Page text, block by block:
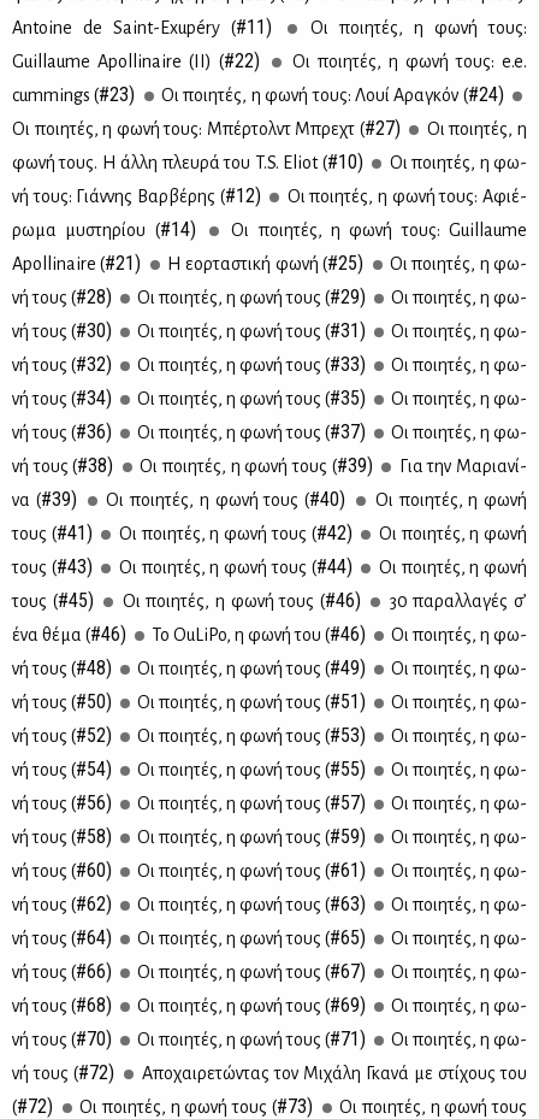
Antoine de Saint-Exupéry (#11)
Οι ποι­η­τές, η φω­νή τους:
Guillaume Apollinaire (II) (#22)
Οι ποι­η­τές, η φω­νή τους: e.e.
cummings (#23) Οι ποι­η­τές, η φω­νή τους: Λουί Αρα­γκόν (#24)
Οι ποι­η­τές, η φω­νή τους: Μπέρ­τολντ Μπρε­χτ (#27)
Οι ποι­η­τές, η
φω­νή τους. Η άλ­λη πλευ­ρά του T.S. Eliot (#10)
Οι ποι­η­τές, η φω­
νή τους: Γιάν­νης Βαρ­βέ­ρης (#12)
Οι ποι­η­τές, η φω­νή τους: Αφιέ­
ρω­μα μυ­στη­ρί­ου (#14)
Οι ποι­η­τές, η φω­νή τους: Guillaume
Apollinaire (#21) H εoρ­τα­στι­κή φω­νή (#25)
Οι ποι­η­τές, η φω­
νή τους (#28) Οι ποι­η­τές, η φω­νή τους (#29)
Οι ποι­η­τές, η φω­
νή τους (#30) Οι ποι­η­τές, η φω­νή τους (#31)
Οι ποι­η­τές, η φω­
νή τους (#32) Οι ποι­η­τές, η φω­νή τους (#33)
Οι ποι­η­τές, η φω­
νή τους (#34) Οι ποι­η­τές, η φω­νή τους (#35)
Οι ποι­η­τές, η φω­
νή τους (#36) Οι ποι­η­τές, η φω­νή τους (#37)
Oι ποι­η­τές, η φω­
νή τους (#38) Οι ποι­η­τές, η φω­νή τους (#39)
Για την Μα­ρια­νί­
να (#39) Οι ποι­η­τές, η φω­νή τους (#40)
Oι ποι­η­τές, η φω­νή
τους (#41) Οι ποι­η­τές, η φω­νή τους (#42)
Οι ποι­η­τές, η φω­νή
τους (#43) Oι ποι­η­τές, η φω­νή τους (#44)
Oι ποι­η­τές, η φω­νή
τους (#45) Oι ποι­η­τές, η φω­νή τους (#46)
30 πα­ραλ­λα­γές σ’
ένα θέ­μα (#46) To OuLiPo, η φω­νή του (#46)
Οι ποι­η­τές, η φω­
νή τους (#48) Οι ποι­η­τές, η φω­νή τους (#49)
Οι ποι­η­τές, η φω­
νή τους (#50) Οι ποι­η­τές, η φω­νή τους (#51)
Οι ποι­η­τές, η φω­
νή τους (#52) Οι ποι­η­τές, η φω­νή τους (#53)
Οι ποι­η­τές, η φω­
νή τους (#54) Οι ποι­η­τές, η φω­νή τους (#55)
Οι ποι­η­τές, η φω­
νή τους (#56) Οι ποι­η­τές, η φω­νή τους (#57)
Οι ποι­η­τές, η φω­
νή τους (#58) Οι ποι­η­τές, η φω­νή τους (#59)
Oι ποι­η­τές, η φω­
νή τους (#60) Οι ποι­η­τές, η φω­νή τους (#61)
Οι ποι­η­τές, η φω­
νή τους (#62) Oι ποι­η­τές, η φω­νή τους (#63)
Oι ποι­η­τές, η φω­
νή τους (#64) Οι ποι­η­τές, η φω­νή τους (#65)
Οι ποι­η­τές, η φω­
νή τους (#66) Oι ποι­η­τές, η φω­νή τους (#67)
Oι ποι­η­τές, η φω­
νή τους (#68) Oι ποι­η­τές, η φω­νή τους (#69)
Oι ποι­η­τές, η φω­
νή τους (#70) Οι ποι­η­τές, η φω­νή τους (#71)
Οι ποι­η­τές, η φω­
νή τους (#72)
Απο­χαι­ρε­τώ­ντας τον Μι­χά­λη Γκα­νά με στί­χους του
(#72) Οι ποι­η­τές, η φω­νή τους (#73)
Οι ποι­η­τές, η φω­νή τους